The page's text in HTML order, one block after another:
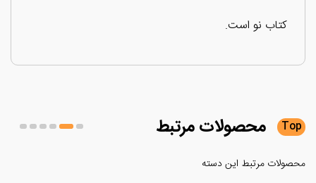
کتاب نو است.
محصولاتمرتبط
مرتبط این دسته